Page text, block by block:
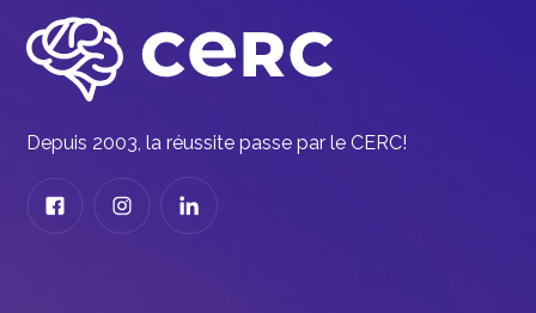
Depuis 2003, la réussite passe par le CERC!